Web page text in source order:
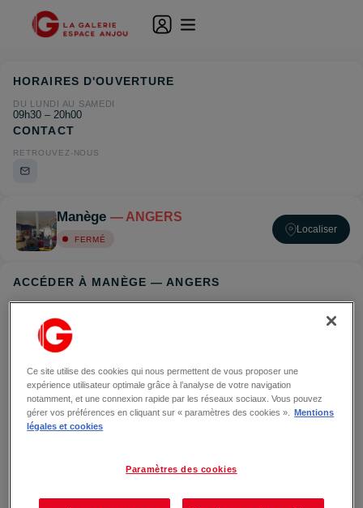
Manège — ANGERS
FERMÉ
Localiser
ACCÉDER À MANÈGE — ANGERS
HORAIRES D'OUVERTURE
DU LUNDI AU SAMEDI
09h30 – 20h00
CONTACT
RETROUVEZ-NOUS
Ce site utilise des cookies qui nous permettent de vous proposer une
expérience utilisateur optimale grâce à l’analyse de votre navigation
notamment, et une connexion rapide par les réseaux sociaux. Vous pouvez
gérer vos préférences en cliquant sur « paramètres des cookies ».
Mentions
légales et cookies
Paramètres des cookies